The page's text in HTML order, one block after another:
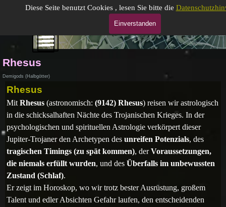
Diese Seite benutzt Cookies , lesen Sie bitte die
Einverstanden
Direkt zum SeiteninhaltGabrielle Moog, gepr. Astrologin (DAV)
Menü überspringen
Menü überspringen
Rhesus
Demigods (Halbgötter)
Rhesus
Mit Rhesus (astronomisch: (9142) Rhesus) reisen wir astrologisch
in die schicksalhaften Nächte des Trojanischen Krieges. In der
psychologischen und spirituellen Astrologie verkörpert dieser
Jupiter-Trojanerden Archetypen des unreifen Potenzials, des
tragischen Timings (zu spät kommen), derVoraussetzungen,
die niemals erfüllt wurden, und des Überfalls im unbewussten
Zustand (Schlaf).
Er zeigt im Horoskop, wo wir trotz bester Ausrüstung, großem
Talent und edler Absichten Gefahr laufen, den entscheidenden